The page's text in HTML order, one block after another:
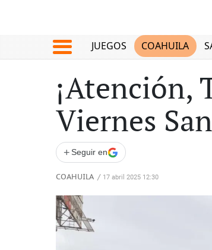
JUEGOS COAHUILA
¡Atención,
Viernes
+ Seguir en
COAHUILA / 17 abril 2025 12:30